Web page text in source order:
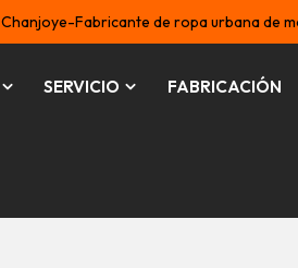
Chanjoye-Fabricante de ropa urbana de
SERVICIO FABRICACIÓN